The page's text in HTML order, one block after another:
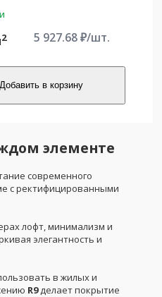
2 5 927.68₽/шт.
Добавить в корзину
элементе
современного
с ректифицированными
лофт, минимализм и
элегантность и
в жилых и
R9делает покрытие